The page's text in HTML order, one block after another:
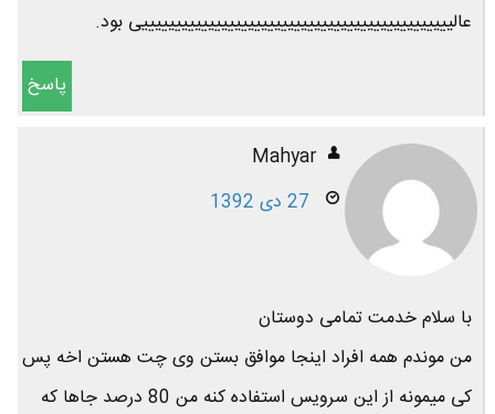
عالیییییییییییییییییییییییییییییییییییییییییییییییی بود.
پاسخ
Mahyar
27 دی 1392
با سلام خدمت تمامی دوستان
من موندم همه افراد اینجا موافق بستن وی چت هستن اخه پس
کی میمونه از این سرویس استفاده کنه من 80 درصد جاها که